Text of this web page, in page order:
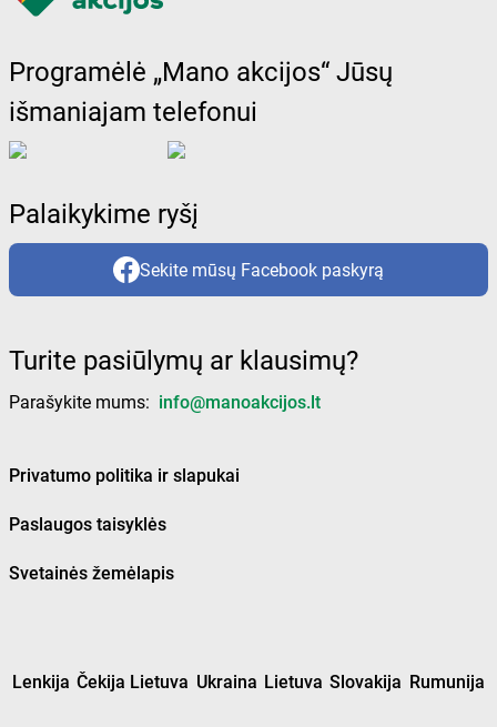
Programėlė „Mano akcijos“ Jūsų
išmaniajam telefonui
Palaikykime ryšį
Sekite mūsų Facebook paskyrą
Turite pasiūlymų ar klausimų?
Parašykite mums: info@manoakcijos.lt
Privatumo politika ir slapukai
Paslaugos taisyklės
Svetainės žemėlapis
Lenkija Čekija Lietuva Ukraina Lietuva Slovakija Rumunija